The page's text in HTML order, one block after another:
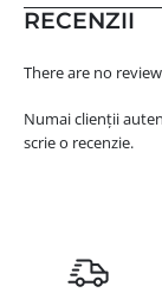
RECENZII
There are no
Numai clienții
scrie o recenzie.